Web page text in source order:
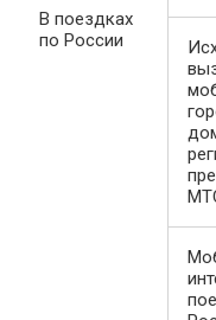
В поездках
по России